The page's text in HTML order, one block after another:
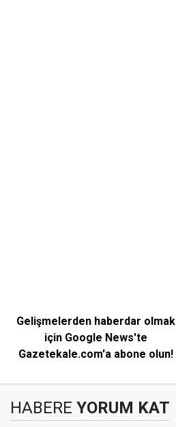
Gelişmelerden haberdar olmak
için Google News'te
Gazetekale.com'a abone olun!
HABERE YORUM KAT